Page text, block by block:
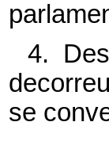
4.
se